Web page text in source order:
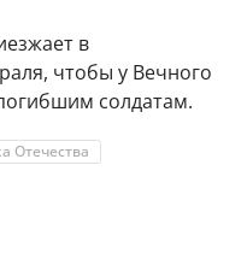
в
чтобы у Вечного
солдатам.
Отечества